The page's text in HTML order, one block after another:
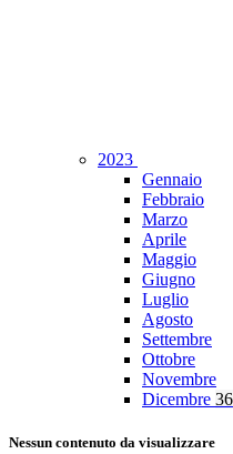
2023
Gennaio
Febbraio
Marzo
Aprile
Maggio
Giugno
Luglio
Agosto
Settembre
Ottobre
Novembre
Dicembre 36
Nessun contenuto da visualizzare